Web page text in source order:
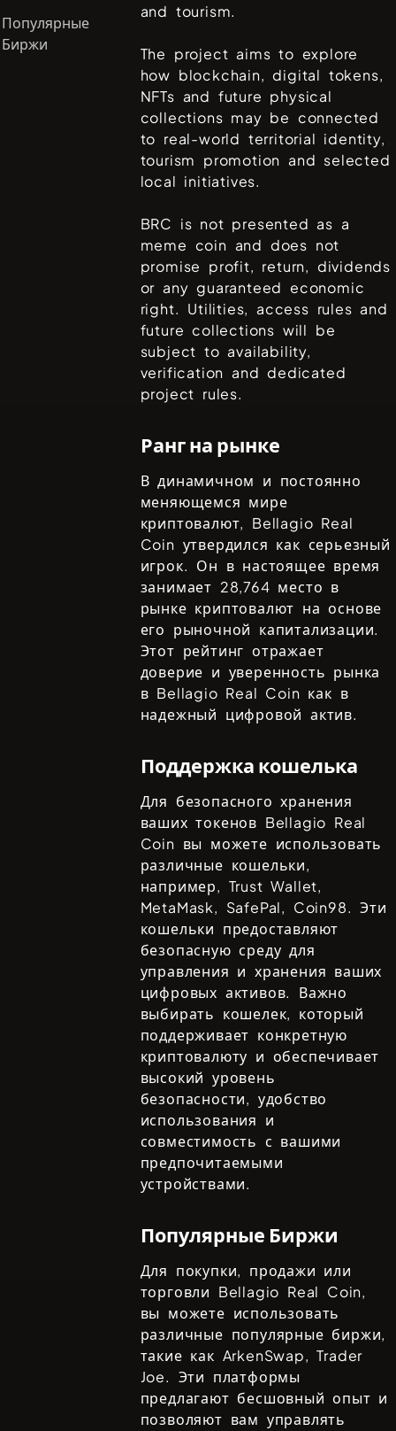
Популярные
Биржи
and tourism.
The project aims to explore
how blockchain, digital tokens,
NFTs and future physical
collections may be connected
to real-world territorial identity,
tourism promotion and selected
local initiatives.
BRC is not presented as a
meme coin and does not
promise profit, return, dividends
or any guaranteed economic
right. Utilities, access rules and
future collections will be
subject to availability,
verification and dedicated
project rules.
Ранг на рынке
В динамичном и постоянно
меняющемся мире
криптовалют, Bellagio Real
Coin утвердился как серьезный
игрок. Он в настоящее время
занимает 28,764 место в
рынке криптовалют на основе
его рыночной капитализации.
Этот рейтинг отражает
доверие и уверенность рынка
в Bellagio Real Coin как в
надежный цифровой актив.
Поддержка кошелька
Для безопасного хранения
ваших токенов Bellagio Real
Coin вы можете использовать
различные кошельки,
например, Trust Wallet,
MetaMask, SafePal, Coin98. Эти
кошельки предоставляют
безопасную среду для
управления и хранения ваших
цифровых активов. Важно
выбирать кошелек, который
поддерживает конкретную
криптовалюту и обеспечивает
высокий уровень
безопасности, удобство
использования и
совместимость с вашими
предпочитаемыми
устройствами.
Популярные Биржи
Для покупки, продажи или
торговли Bellagio Real Coin,
вы можете использовать
различные популярные биржи,
такие как ArkenSwap, Trader
Joe. Эти платформы
предлагают бесшовный опыт и
позволяют вам управлять